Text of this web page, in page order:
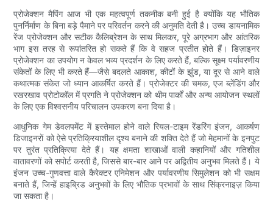
प्रोजेक्शन मैपिंग आज भी एक महत्वपूर्ण तकनीक बनी हुई है क्योंकि यह भौतिक
पुनर्निर्माण के बिना बड़े पैमाने पर परिवर्तन करने की अनुमति देती है। उच्च डायनामिक
रेंज प्रोजेक्शन और सटीक कैलिब्रेशन के साथ मिलकर, पूरे अग्रभाग और आंतरिक
भाग इस तरह से रूपांतरित हो सकते हैं कि वे सहज प्रतीत होते हैं। डिज़ाइनर
प्रोजेक्शन का उपयोग न केवल भव्य प्रदर्शन के लिए करते हैं, बल्कि सूक्ष्म पर्यावरणीय
संकेतों के लिए भी करते हैं—जैसे बदलते आकाश, कीटों के झुंड, या दूर से आने वाले
कथात्मक संकेत जो ध्यान आकर्षित करते हैं। प्रोजेक्टर की चमक, एज ब्लेंडिंग और
रखरखाव प्रोटोकॉल में प्रगति ने प्रोजेक्शन को थीम पार्कों और अन्य आयोजन स्थलों
के लिए एक विश्वसनीय परिचालन उपकरण बना दिया है।
आधुनिक गेम डेवलपमेंट में इस्तेमाल होने वाले रियल-टाइम रेंडरिंग इंजन, आकर्षण
डिजाइनरों को ऐसे प्रतिक्रियाशील दृश्य बनाने की शक्ति देते हैं जो मेहमानों के इनपुट
पर तुरंत प्रतिक्रिया देते हैं। यह क्षमता शाखाओं वाली कहानियों और गतिशील
वातावरणों को सपोर्ट करती है, जिससे बार-बार आने पर अद्वितीय अनुभव मिलते हैं। ये
इंजन उच्च-गुणवत्ता वाले कैरेक्टर एनिमेशन और पर्यावरणीय सिमुलेशन को भी सक्षम
बनाते हैं, जिन्हें हाइब्रिड अनुभवों के लिए भौतिक प्रभावों के साथ सिंक्रनाइज़ किया
जा सकता है।